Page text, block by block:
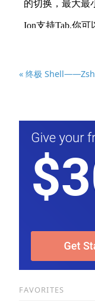
« 终极 Shell——Zsh
FAVORITES